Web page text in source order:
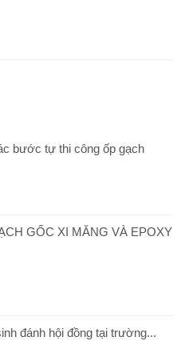
bước tự thi công ốp gạch
GỐC XI MĂNG VÀ EPOXY
đánh hội đồng tại trường...